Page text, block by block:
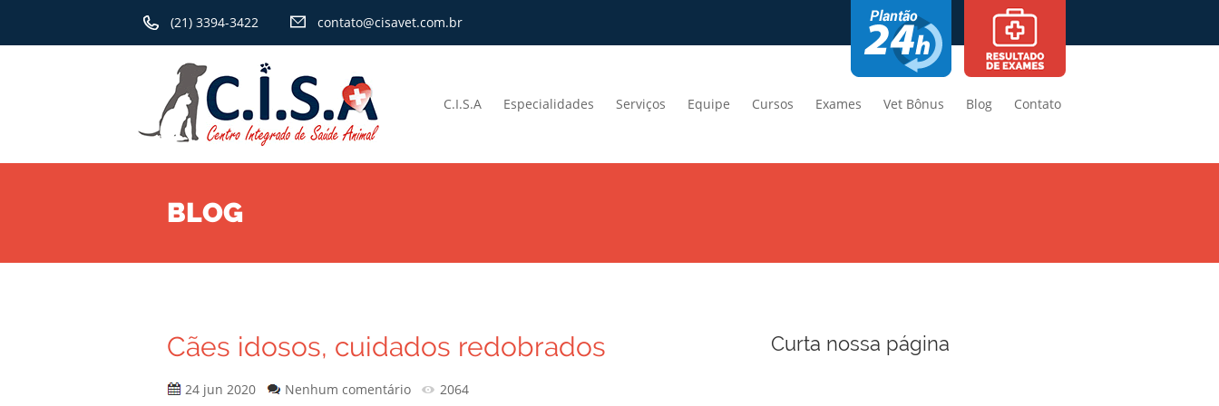
(21) 3394-3422 contato@cisavet.com.br
C.I.S.A Especialidades Serviços Equipe Cursos Exames Vet Bônus Blog Contato
BLOG
Cães idosos, cuidados redobrados
24 jun 2020 Nenhum comentário 2064
Curta nossa página